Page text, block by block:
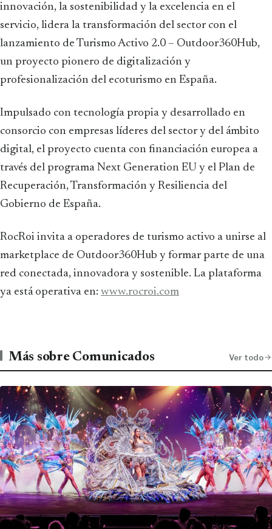
innovación, la sostenibilidad y la excelencia en el
servicio, lidera la transformación del sector con el
lanzamiento de Turismo Activo 2.0 – Outdoor360Hub,
un proyecto pionero de digitalización y
profesionalización del ecoturismo en España.
Impulsado con tecnología propia y desarrollado en
consorcio con empresas líderes del sector y del ámbito
digital, el proyecto cuenta con financiación europea a
través del programa Next Generation EU y el Plan de
Recuperación, Transformación y Resiliencia del
Gobierno de España.
RocRoi invita a operadores de turismo activo a unirse al
marketplace de Outdoor360Hub y formar parte de una
red conectada, innovadora y sostenible. La plataforma
ya está operativa en: www.rocroi.com
Más sobre Comunicados Ver todo